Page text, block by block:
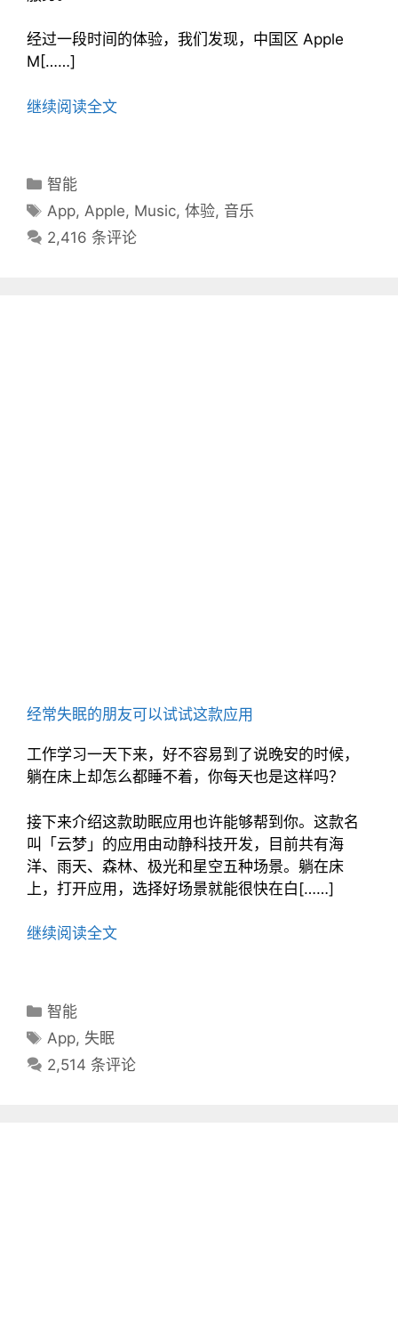
经过一段时间的体验，我们发现，中国区 Apple
M[……]
继续阅读全文
分
类
目
录
智能
标
签
App,Apple, Music,体验, 音乐
2,416 条评论
经常失眠的朋友可以试试这款应用
工作学习一天下来，好不容易到了说晚安的时候，
躺在床上却怎么都睡不着，你每天也是这样吗？
接下来介绍这款助眠应用也许能够帮到你。这款名
叫「云梦」的应用由动静科技开发，目前共有海
洋、雨天、森林、极光和星空五种场景。躺在床
上，打开应用，选择好场景就能很快在白[……]
继续阅读全文
分
类
目
录
智能
标
签
App, 失眠
2,514 条评论